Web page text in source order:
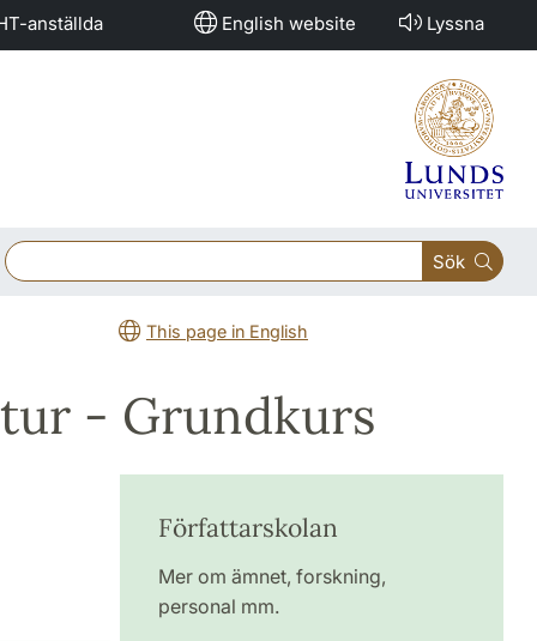
anställda English website Lyssna
Sök
This page in English
- Grundkurs
Författarskolan
Mer om ämnet, forskning,
personal mm.